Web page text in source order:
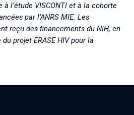
l’étude VISCONTI et à la cohorte
par l’ANRS MIE. Les
reçu des financements du NIH, en
projet ERASE HIV pour la